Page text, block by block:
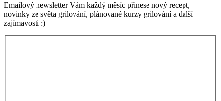
Emailový newsletter Vám každý měsíc přinese nový recept,
novinky ze světa grilování, plánované kurzy grilování a další
zajímavosti :)